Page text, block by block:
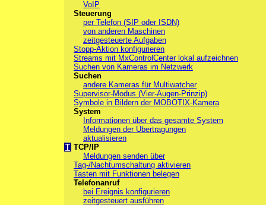
VoIP
Steuerung
per Telefon (SIP oder ISDN)
von anderen Maschinen
zeitgesteuerte Aufgaben
Stopp-Aktion konfigurieren
Streams mit MxControlCenter lokal aufzeichnen
Suchen von Kameras im Netzwerk
Suchen
andere Kameras für Multiwatcher
Supervisor-Modus (Vier-Augen-Prinzip)
Symbole in Bildern der MOBOTIX-Kamera
System
Informationen über das gesamte System
Meldungen der Übertragungen
aktualisieren
T TCP/IP
Meldungen senden über
Tag-/Nachtumschaltung aktivieren
Tasten mit Funktionen belegen
Telefonanruf
bei Ereignis konfigurieren
zeitgesteuert ausführen